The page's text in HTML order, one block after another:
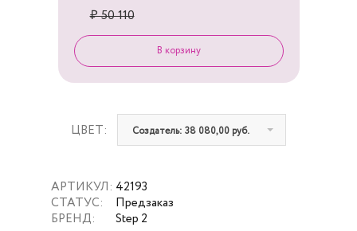
АРТИКУЛ:
СТАТУС:
БРЕНД:
42193
Предзаказ
Step 2
ЦВЕТ: Создатель: 38 080,00 руб.
₽ 50 110